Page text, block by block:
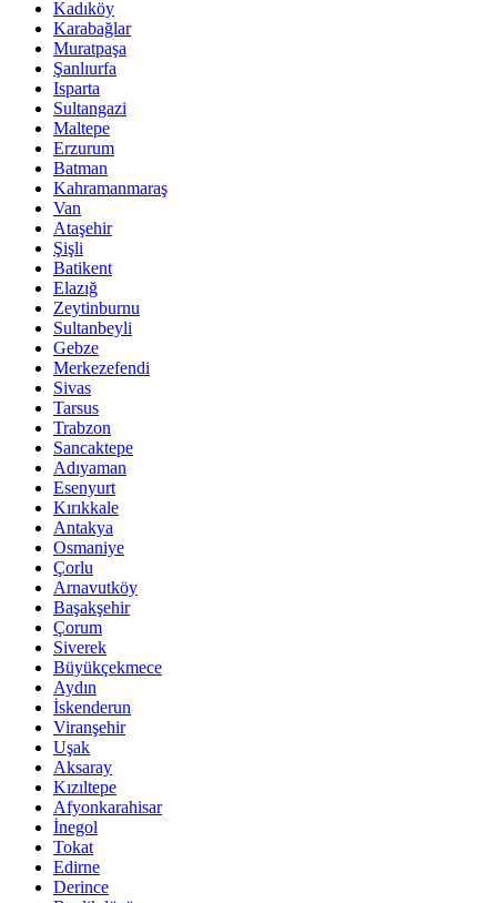
Kadıköy
Karabağlar
Muratpaşa
Şanlıurfa
Isparta
Sultangazi
Maltepe
Erzurum
Batman
Kahramanmaraş
Van
Ataşehir
Şişli
Batikent
Elazığ
Zeytinburnu
Sultanbeyli
Gebze
Merkezefendi
Sivas
Tarsus
Trabzon
Sancaktepe
Adıyaman
Esenyurt
Kırıkkale
Antakya
Osmaniye
Çorlu
Arnavutköy
Başakşehir
Çorum
Siverek
Büyükçekmece
Aydın
İskenderun
Viranşehir
Uşak
Aksaray
Kızıltepe
Afyonkarahisar
İnegol
Tokat
Edirne
Derince